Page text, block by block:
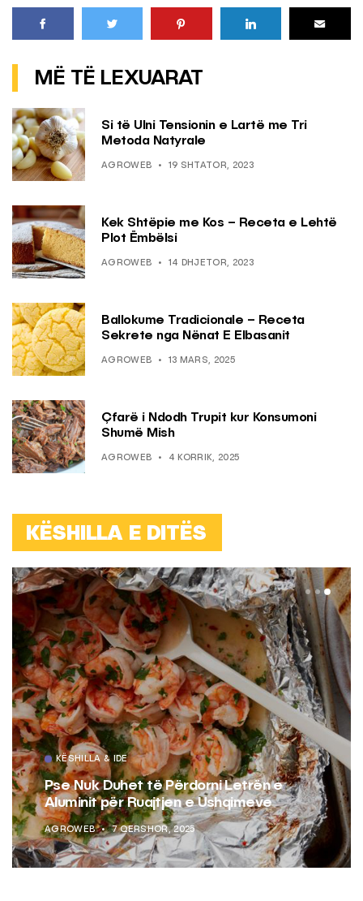
MË TË LEXUARAT
Si të Ulni Tensionin e Lartë me Tri
Metoda Natyrale
AGROWEB 19 SHTATOR, 2023
Kek Shtëpie me Kos – Receta e Lehtë
Plot Ëmbëlsi
AGROWEB 14 DHJETOR, 2023
Ballokume Tradicionale – Receta
Sekrete nga Nënat E Elbasanit
AGROWEB 13 MARS, 2025
Çfarë i Ndodh Trupit kur Konsumoni
Shumë Mish
AGROWEB 4 KORRIK, 2025
KËSHILLA E DITËS
KËSHILLA & IDE
Pse Nuk Duhet të Përdorni Letrën e
Aluminit për Ruajtjen e Ushqimeve
AGROWEB 7 QERSHOR, 2025